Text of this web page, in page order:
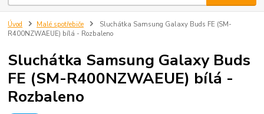
Úvod Malé spotřebiče
Sluchátka Samsung Galaxy Buds FE (SM-
R400NZWAEUE) bílá - Rozbaleno
Sluchátka Samsung Galaxy Buds
FE (SM-R400NZWAEUE) bílá -
Rozbaleno